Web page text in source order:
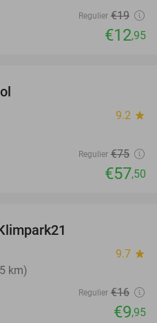
Regulier €19
€12,95
9.2 star
Regulier €75
€57,50
9.7 star
km)
Regulier €16
€9,95